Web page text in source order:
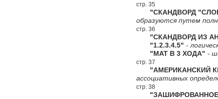
стр. 35
"СКАНДВОРД
образуются путем
стр. 36
"СКАНДВОРД ИЗ
"1.2.3.4.5" -
"МАТ В 3 ХОДА" -
стр. 37
"АМЕРИКАНСКИЙ
ассоциативных
стр. 38
"ЗАШИФРОВАННОЕ